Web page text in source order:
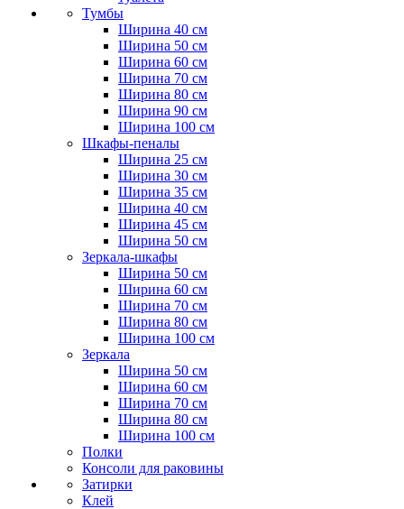
Тумбы
Ширина 40 см
Ширина 50 см
Ширина 60 см
Ширина 70 см
Ширина 80 см
Ширина 90 см
Ширина 100 см
Шкафы-пеналы
Ширина 25 см
Ширина 30 см
Ширина 35 см
Ширина 40 см
Ширина 45 см
Ширина 50 см
Зеркала-шкафы
Ширина 50 см
Ширина 60 см
Ширина 70 см
Ширина 80 см
Ширина 100 см
Зеркала
Ширина 50 см
Ширина 60 см
Ширина 70 см
Ширина 80 см
Ширина 100 см
Полки
Консоли для раковины
Затирки
Клей